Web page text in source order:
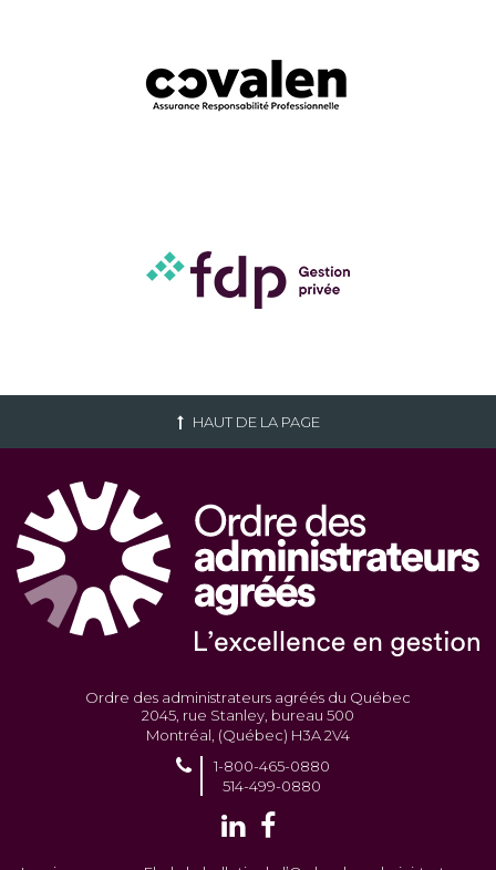
HAUT DE LA PAGE
Ordre des administrateurs agréés du Québec
2045, rue Stanley, bureau 500
Montréal, (Québec) H3A 2V4
1-800-465-0880
514-499-0880